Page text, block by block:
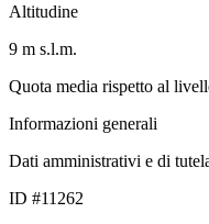
Altitudine
9 m s.l.m.
Quota media rispetto al
Informazioni generali
Dati amministrativi e di
ID #11262